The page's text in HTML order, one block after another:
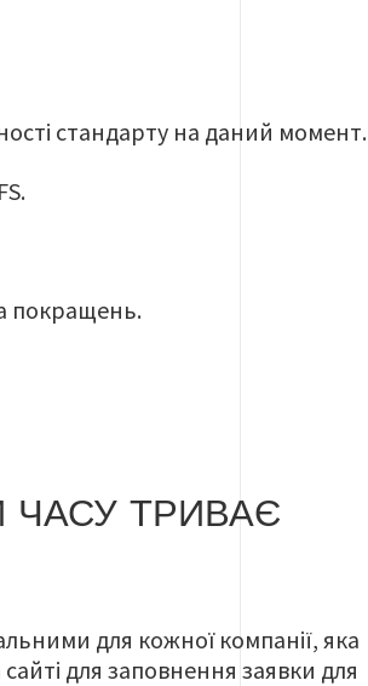
стандарту на даний момент.
покращень.
ЧАСУ ТРИВАЄ
для кожної компанії, яка
для заповнення заявки для